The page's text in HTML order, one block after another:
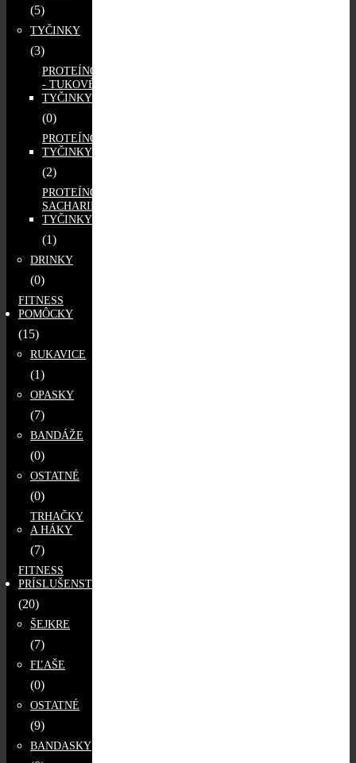
(5)
TYČINKY
(3)
PROTEÍNOVO
- TUKOVÉ
TYČINKY
(0)
PROTEÍNOVÉ
TYČINKY
(2)
PROTEÍNOVO -
SACHARIDOVÉ
TYČINKY
(1)
DRINKY
(0)
FITNESS
POMÔCKY
(15)
RUKAVICE
(1)
OPASKY
(7)
BANDÁŽE
(0)
OSTATNÉ
(0)
TRHAČKY
A HÁKY
(7)
FITNESS
PRÍSLUŠENSTVO
(20)
ŠEJKRE
(7)
FĽAŠE
(0)
OSTATNÉ
(9)
BANDASKY